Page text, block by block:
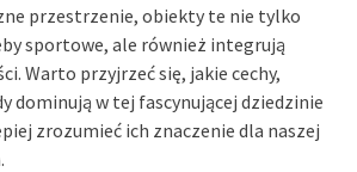
przestrzenie, obiekty te nie tylko
sportowe, ale również integrują
Warto przyjrzeć się, jakie cechy,
dominują w tej fascynującej dziedzinie
zrozumieć ich znaczenie dla naszej